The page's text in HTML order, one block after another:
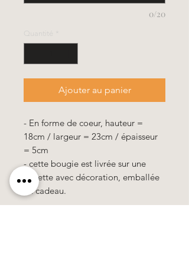
0/20
Quantité
Ajouter au panier
- En forme de coeur, hauteur =
18cm / largeur = 23cm / épaisseur
= 5cm
- cette bougie est livrée sur une
assiette avec décoration, emballée
en cadeau.